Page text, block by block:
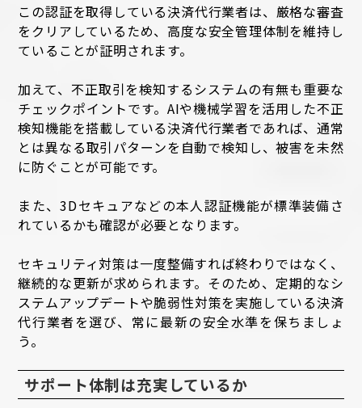
この認証を取得している決済代行業者は、厳格な審査
をクリアしているため、高度な安全管理体制を維持し
ていることが証明されます。
加えて、不正取引を検知するシステムの有無も重要な
チェックポイントです。AIや機械学習を活用した不正
検知機能を搭載している決済代行業者であれば、通常
とは異なる取引パターンを自動で検知し、被害を未然
に防ぐことが可能です。
また、3Dセキュアなどの本人認証機能が標準装備さ
れているかも確認が必要となります。
セキュリティ対策は一度整備すれば終わりではなく、
継続的な更新が求められます。そのため、定期的なシ
ステムアップデートや脆弱性対策を実施している決済
代行業者を選び、常に最新の安全水準を保ちましょ
う。
サポート体制は充実しているか